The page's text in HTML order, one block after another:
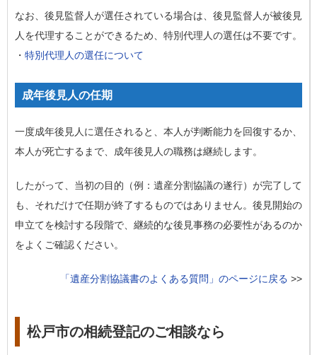
なお、後見監督人が選任されている場合は、後見監督人が被後見
人を代理することができるため、特別代理人の選任は不要です。
・ 特別代理人の選任について
成年後見人の任期
一度成年後見人に選任されると、本人が判断能力を回復するか、
本人が死亡するまで、成年後見人の職務は継続します。
したがって、当初の目的（例：遺産分割協議の遂行）が完了して
も、それだけで任期が終了するものではありません。後見開始の
申立てを検討する段階で、継続的な後見事務の必要性があるのか
をよくご確認ください。
「遺産分割協議書のよくある質問」のページに戻る >>
松戸市の相続登記のご相談なら